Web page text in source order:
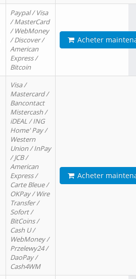
Paypal / Visa
/ MasterCard
/ WebMoney
/ Discover /
American
Express /
Bitcoin
Acheter
Visa /
Mastercard /
Bancontact
Mistercash /
iDEAL / ING
Home' Pay /
Western
Union / InPay
/ JCB /
American
Express /
Carte Bleue /
OKPay / Wire
Transfer /
Sofort /
BitCoins /
Cash U /
WebMoney /
Przelewy24 /
DaoPay /
Cash4WM
Acheter